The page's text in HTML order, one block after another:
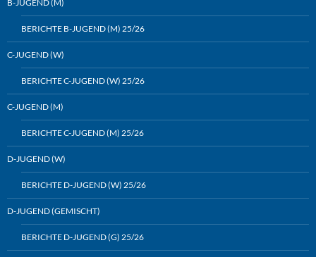
B-JUGEND (M)
BERICHTE B-JUGEND (M) 25/26
C-JUGEND (W)
BERICHTE C-JUGEND (W) 25/26
C-JUGEND (M)
BERICHTE C-JUGEND (M) 25/26
D-JUGEND (W)
BERICHTE D-JUGEND (W) 25/26
D-JUGEND (GEMISCHT)
BERICHTE D-JUGEND (G) 25/26